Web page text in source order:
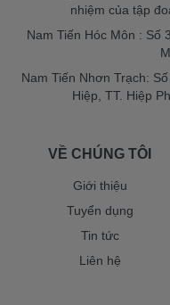
nhiệm của tập
Nam Tiến Hóc Môn : Số
Nam Tiến Nhơn Trạch:
Hiệp, TT. Hiệp
VỀ CHÚNG TÔI
Giới thiệu
Tuyển dụng
Tin tức
Liên hệ